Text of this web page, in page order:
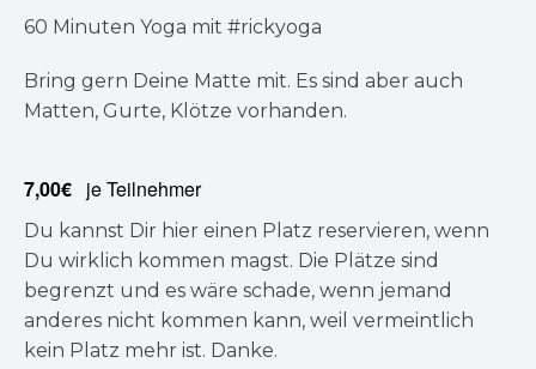
60 Minuten Yoga mit #rickyoga
Bring gern Deine Matte mit. Es sind aber auch
Matten, Gurte, Klötze vorhanden.
7,00€ je Teilnehmer
Du kannst Dir hier einen Platz reservieren, wenn
Du wirklich kommen magst. Die Plätze sind
begrenzt und es wäre schade, wenn jemand
anderes nicht kommen kann, weil vermeintlich
kein Platz mehr ist. Danke.